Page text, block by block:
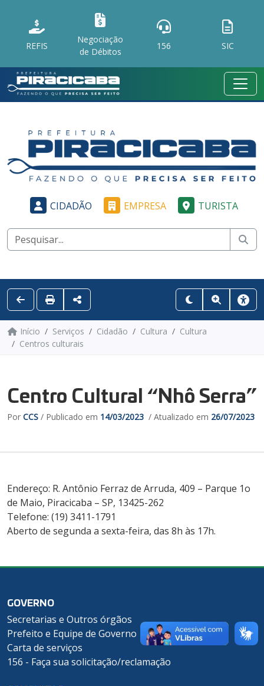
REFIS
Negociação
de Débitos
156 SIC
CIDADÃO EMPRESA TURISTA
Início Serviços Cidadão Cultura
Cultura
Centros culturais
Centro Cultural “Nhô Serra”
Por CCS / Publicado em 14/03/2023 / Atualizado em 26/07/2023
Endereço: R. Antônio Ferraz de Arruda, 409 – Parque 1o
de Maio, Piracicaba – SP, 13425-262
Telefone: (19) 3411-1791
Aberto de segunda a sexta-feira, das 8h às 17h.
GOVERNO
Secretarias e Outros órgãos
Prefeito e Equipe de Governo
Carta de serviços
156 - Faça sua solicitação/reclamação